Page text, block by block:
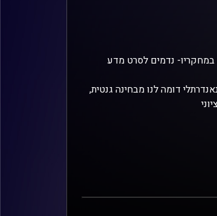
במחקריו- נדמים לסרט מדע
דומה לנו מבחינה גנטית,